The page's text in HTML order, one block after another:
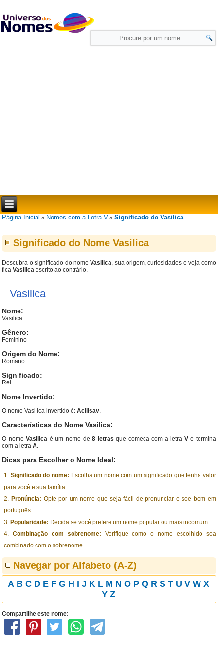
Página Inicial » Nomes com a Letra V »Significado de Vasilica
Significado do Nome Vasilica
Descubra o significado do nomeVasilica, sua origem, curiosidades e veja como
ficaVasilica escrito ao contrário.
Vasilica
Nome:
Vasilica
Gênero:
Feminino
Origem do Nome:
Romano
Significado:
Rei.
Nome Invertido:
O nome Vasilica invertido é:Acilisav.
Características do Nome Vasilica:
O nomeVasilica é um nome de8 letras que começa com a letra Ve termina
com a letraA.
Dicas para Escolher o Nome Ideal:
Significado do nome: Escolha um nome com um significado que tenha valor
para você e sua família.
Pronúncia: Opte por um nome que seja fácil de pronunciar e soe bem em
português.
Popularidade: Decida se você prefere um nome popular ou mais incomum.
Combinação com sobrenome: Verifique como o nome escolhido soa
combinado com o sobrenome.
Navegar por Alfabeto (A-Z)
A B C D E F G H I J K L M N O P Q R S T U V W X
Y Z
Compartilhe este nome: